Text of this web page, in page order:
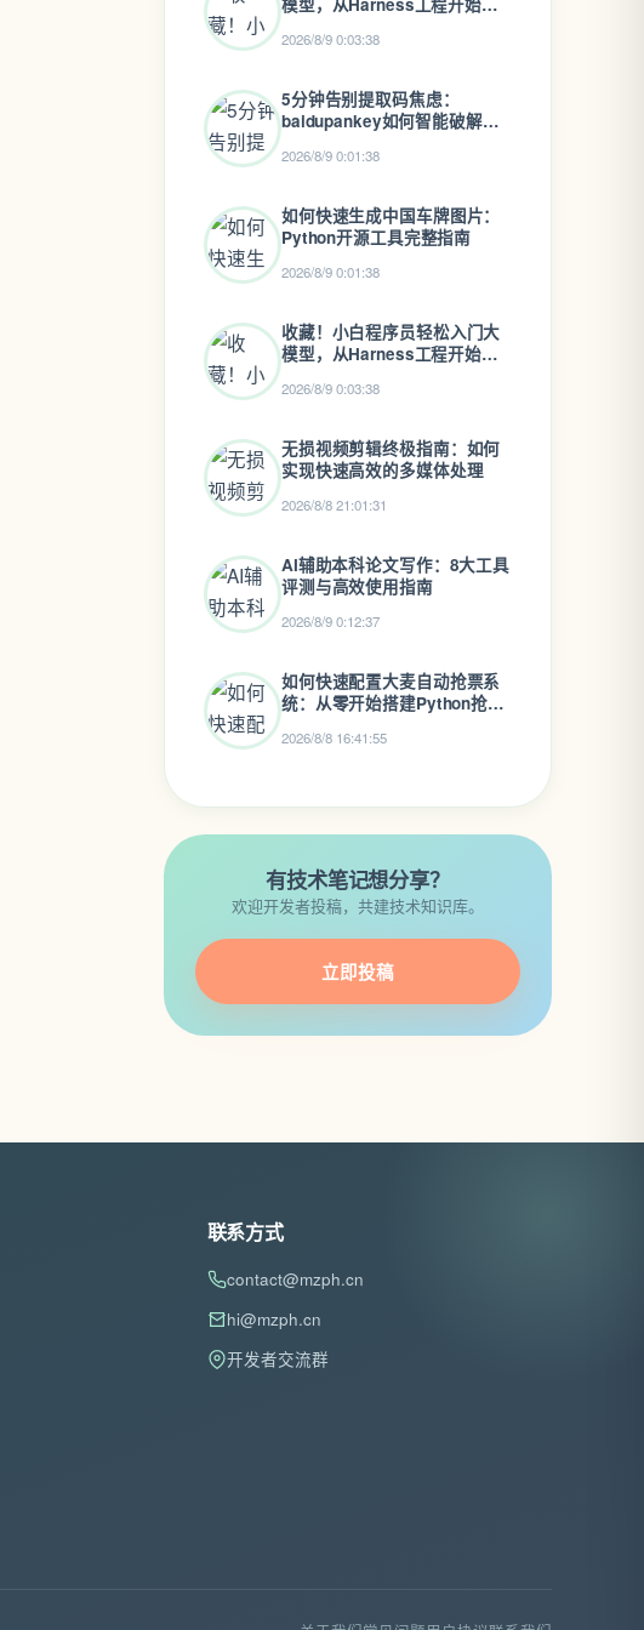
2026/8/9 0:03:38
5分钟告别提取码焦虑：
baidupankey如何智能破解百
2026/8/9 0:01:38
如何快速生成中国车牌图片：
Python开源工具完整指南
2026/8/9 0:01:38
收藏！小白程序员轻松入门大
模型，从Harness工程开始实
2026/8/9 0:03:38
无损视频剪辑终极指南：如何
实现快速高效的多媒体处理
2026/8/8 21:01:31
AI辅助本科论文写作：8大工具
评测与高效使用指南
2026/8/9 0:12:37
如何快速配置大麦自动抢票系
统：从零开始搭建Python抢票
2026/8/8 16:41:55
有技术笔记想分享？
欢迎开发者投稿，共建技术知识库。
立即投稿
联系方式
contact@mzph.cn
hi@mzph.cn
开发者交流群